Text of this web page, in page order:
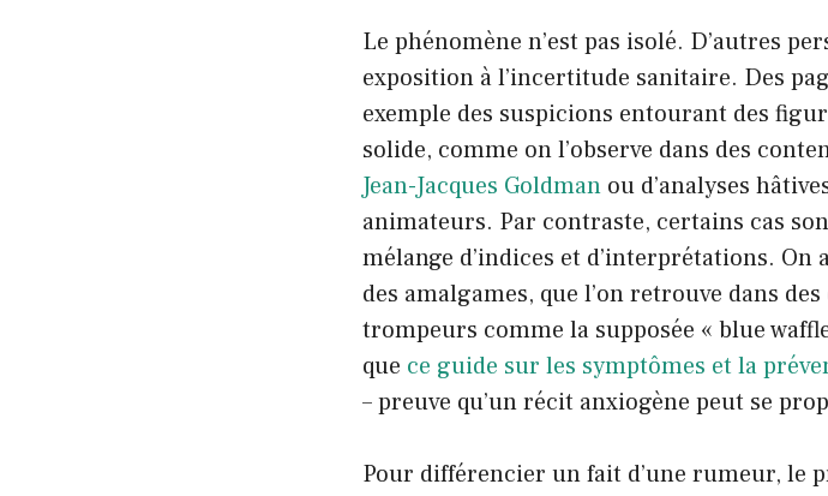
Le phénomène n’est pas isolé. D’autres
exposition à l’incertitude sanitaire. Des
exemple des suspicions entourant des
solide, comme on l’observe dans des
Jean-Jacques Goldman ou d’analyses
animateurs. Par contraste, certains cas
mélange d’indices et d’interprétations.
des amalgames, que l’on retrouve dans
trompeurs comme la supposée « blue
que ce guide sur les symptômes et la
– preuve qu’un récit anxiogène peut se
Pour différencier un fait d’une rumeur, le